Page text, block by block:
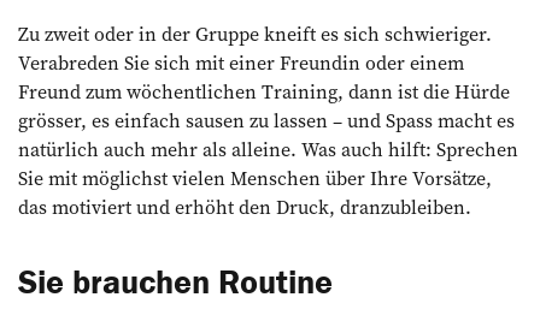
Zu zweit oder in der Gruppe kneift es sich schwieriger.
Verabreden Sie sich mit einer Freundin oder einem
Freund zum wöchent­lichen Training, dann ist die Hürde
grösser, es einfach sausen zu lassen – und Spass macht es
natürlich auch mehr als alleine. Was auch hilft: Sprechen
Sie mit möglichst vielen Menschen über Ihre Vorsätze,
das motiviert und erhöht den Druck, dranzubleiben.
Sie brauchen Routine